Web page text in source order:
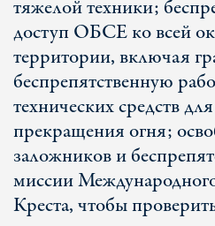
тяжелой техники;
доступ ОБСЕ ко всей
территории, включая
беспрепятственную
технических средств
прекращения огня;
заложников и
миссии
Креста, чтобы